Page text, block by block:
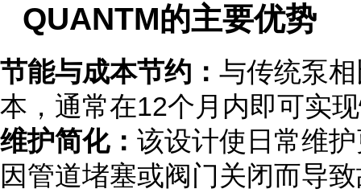
QUANTM的主要优势
节能与成本节约： 与传统泵
本，通常在12个月内即可实
维护简化： 该设计使日常维
因管道堵塞或阀门关闭而导